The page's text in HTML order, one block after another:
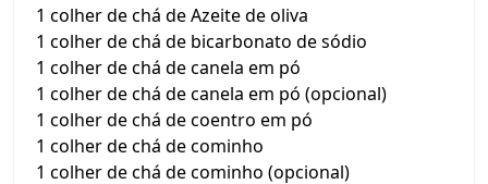
1 colher de chá de Azeite de oliva
1 colher de chá de bicarbonato de sódio
1 colher de chá de canela em pó
1 colher de chá de canela em pó (opcional)
1 colher de chá de coentro em pó
1 colher de chá de cominho
1 colher de chá de cominho (opcional)